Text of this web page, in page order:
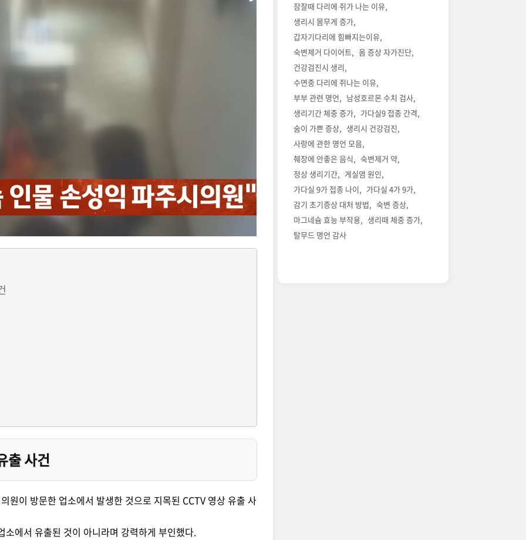
출 사건
원이 방문한 업소에서 발생한 것으로 지목된 CCTV 영상 유출 사
에서 유출된 것이 아니라며 강력하게 부인했다.
잠잘때 다리에 쥐가 나는 이유
생리시 몸무게 증가
갑자기다리에 힘빠지는이유
숙변제거 다이어트
옴 증상 자가진단
건강검진시 생리
수면중 다리에 쥐나는 이유
부부 관련 명언
남성호르몬 수치 검사
생리기간 체중 증가
가다실9 접종 간격
숨이 가쁜 증상
생리시 건강검진
사랑에 관한 명언 모음
췌장에 안좋은 음식
숙변제거 약
정상 생리기간
게실염 원인
가다실 9가 접종 나이
가다실 4가 9가
감기 초기증상 대처 방법
숙변 증상
마그네슘 효능 부작용
생리때 체중 증가
탈무드 명언 감사